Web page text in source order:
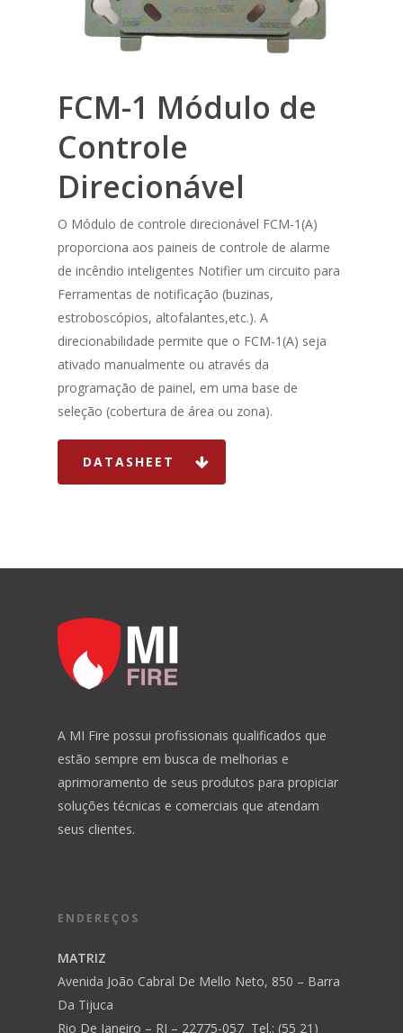
FCM-1 Módulo de
Controle
Direcionável
O Módulo de controle direcionável FCM-1(A)
proporciona aos paineis de controle de alarme
de incêndio inteligentes Notifier um circuito para
Ferramentas de notificação (buzinas,
estroboscópios, altofalantes,etc.). A
direcionabilidade permite que o FCM-1(A) seja
ativado manualmente ou através da
programação de painel, em uma base de
seleção (cobertura de área ou zona).
DATASHEET
A MI Fire possui profissionais qualificados que
estão sempre em busca de melhorias e
aprimoramento de seus produtos para propiciar
soluções técnicas e comerciais que atendam
seus clientes.
ENDEREÇOS
MATRIZ
Avenida João Cabral De Mello Neto, 850 – Barra
Da Tijuca
Rio De Janeiro – RJ – 22775-057 Tel.: (55 21)
HOME
DOWNLOADS
CONTATO